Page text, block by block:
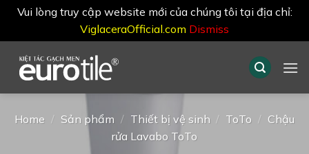
Vui lòng truy cập website mới của chúng tôi tại địa chỉ:
ViglaceraOfficial.com Dismiss
content
Home / Sản phẩm / Thiết bị vệ sinh / ToTo / Chậu
rửa Lavabo ToTo